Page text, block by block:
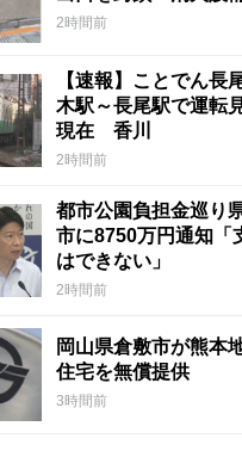
2時間前
【速報】ことでん
木駅～長尾駅で運
現在 香川
2時間前
都市公園負担金巡り
市に8750万円通知「
はできない」
2時間前
岡山県倉敷市が熊本
住宅を無償提供
3時間前